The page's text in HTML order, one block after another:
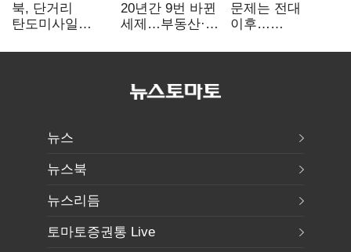
북, 단거리
탄도미사일
"즉각 중단 촉구"
20년간 9번 바뀐
세제…부동산·
건드렸다
문제는 전대
이후…
뒤집힐 땐
뉴스
뉴스북
뉴스리듬
토마토증권통 Live